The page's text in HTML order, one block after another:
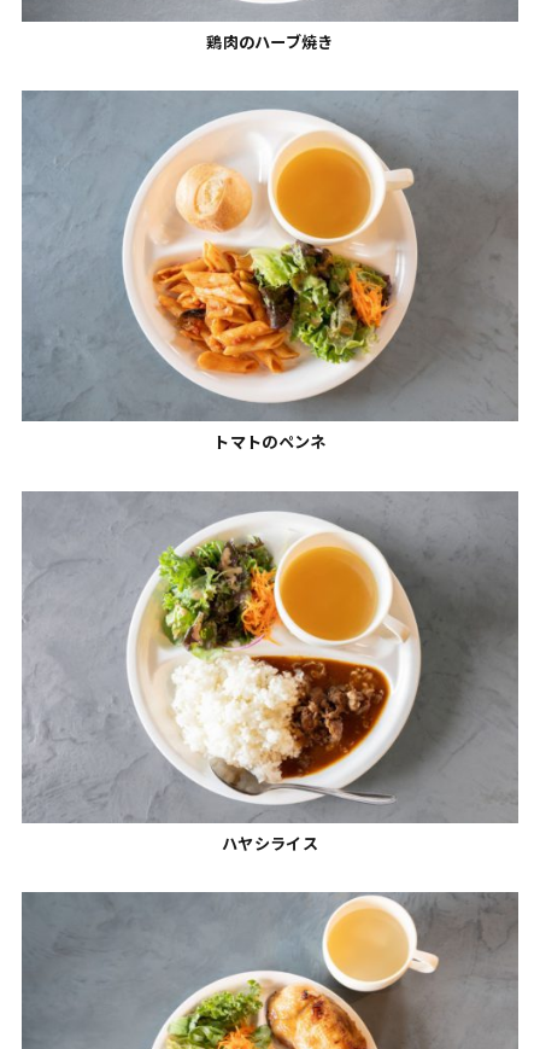
鶏肉のハーブ焼き
トマトのペンネ
ハヤシライス